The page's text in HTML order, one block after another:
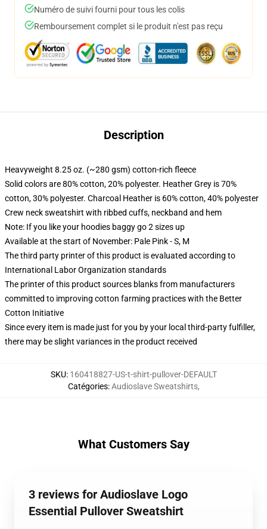
Numéro de suivi fourni pour tous les colis
Remboursement complet si le produit n'est pas reçu
Description
Heavyweight 8.25 oz. (~280 gsm) cotton-rich fleece
Solid colors are 80% cotton, 20% polyester. Heather Grey is 70%
cotton, 30% polyester. Charcoal Heather is 60% cotton, 40% polyester
Crew neck sweatshirt with ribbed cuffs, neckband and hem
Note: If you like your hoodies baggy go 2 sizes up
Available at the start of November: Pale Pink - S, M
The third party printer of this product is evaluated according to
International Labor Organization standards
The printer of this product sources blanks from manufacturers
committed to improving cotton farming practices with the Better
Cotton Initiative
Since every item is made just for you by your local third-party fulfiller,
there may be slight variances in the product received
SKU: 160418827-US-t-shirt-pullover-DEFAULT
Catégories:Audioslave Sweatshirts,
What Customers Say
3 reviews for Audioslave Logo
Essential Pullover Sweatshirt